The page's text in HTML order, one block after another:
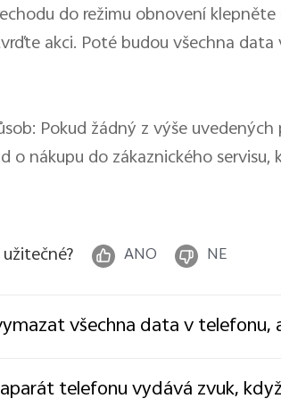
do režimu obnovení
akci. Poté budou všechna
Pokud žádný z výše
o nákupu do zákaznického servisu,
ANO NE
všechna data v telefonu,
telefonu vydává zvuk,